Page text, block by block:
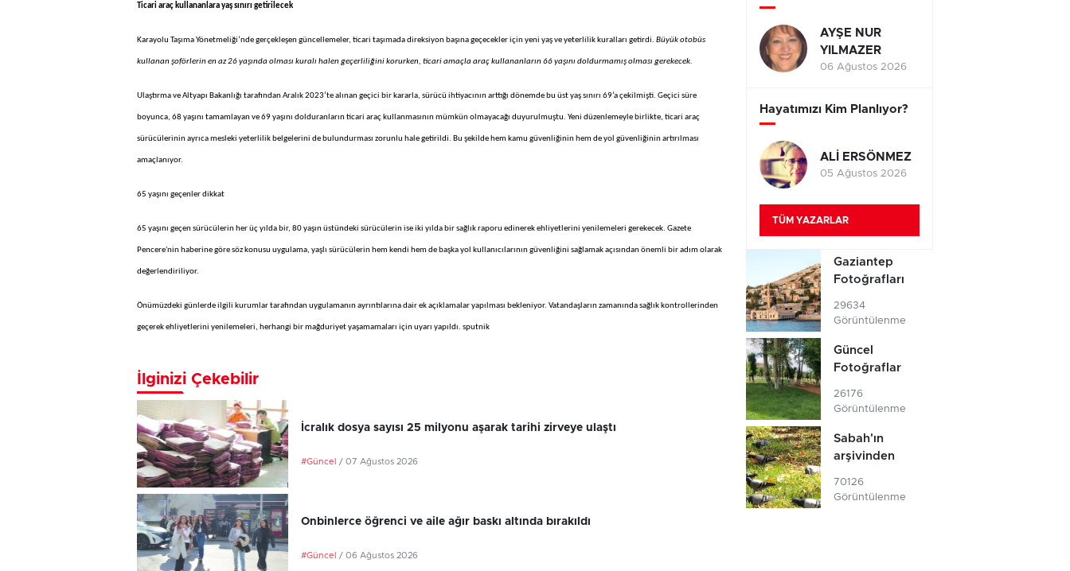
Ticari araç kullananlara yaş sınırı getirilecek
Karayolu Taşıma Yönetmeliği’nde gerçekleşen güncellemeler, ticari taşımada direksiyon başına geçecekler için yeni yaş ve yeterlilik kuralları getirdi. Büyük otobüs
kullanan şoförlerin en az 26 yaşında olması kuralı halen geçerliliğini korurken, ticari amaçla araç kullananların 66 yaşını doldurmamış olması gerekecek.
Ulaştırma ve Altyapı Bakanlığı tarafından Aralık 2023’te alınan geçici bir kararla, sürücü ihtiyacının arttığı dönemde bu üst yaş sınırı 69’a çekilmişti. Geçici süre
boyunca, 68 yaşını tamamlayan ve 69 yaşını dolduranların ticari araç kullanmasının mümkün olmayacağı duyurulmuştu. Yeni düzenlemeyle birlikte, ticari araç
sürücülerinin ayrıca mesleki yeterlilik belgelerini de bulundurması zorunlu hale getirildi. Bu şekilde hem kamu güvenliğinin hem de yol güvenliğinin artırılması
amaçlanıyor.
65 yaşını geçenler dikkat
65 yaşını geçen sürücülerin her üç yılda bir, 80 yaşın üstündeki sürücülerin ise iki yılda bir sağlık raporu edinerek ehliyetlerini yenilemeleri gerekecek. Gazete
Pencere'nin haberine göre söz konusu uygulama, yaşlı sürücülerin hem kendi hem de başka yol kullanıcılarının güvenliğini sağlamak açısından önemli bir adım olarak
değerlendiriliyor.
Önümüzdeki günlerde ilgili kurumlar tarafından uygulamanın ayrıntılarına dair ek açıklamalar yapılması bekleniyor. Vatandaşların zamanında sağlık kontrollerinden
geçerek ehliyetlerini yenilemeleri, herhangi bir mağduriyet yaşamamaları için uyarı yapıldı. sputnik
İlginizi Çekebilir
İcralık dosya sayısı 25 milyonu aşarak tarihi zirveye ulaştı
#Güncel / 07 Ağustos 2026
Onbinlerce öğrenci ve aile ağır baskı altında bırakıldı
#Güncel / 06 Ağustos 2026
AYŞE NUR
YILMAZER
06 Ağustos 2026
Hayatımızı Kim Planlıyor?
ALİ ERSÖNMEZ
05 Ağustos 2026
TÜM YAZARLAR
Gaziantep
Fotoğrafları
29634
Görüntülenme
Güncel
Fotoğraflar
26176
Görüntülenme
Sabah'ın
arşivinden
70126
Görüntülenme